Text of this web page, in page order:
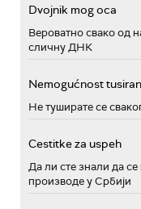
Dvojnik mog oca
Вероватно свако од
сличну ДНК
Nemogućnost
Не туширате се
Cestitke za uspeh
Да ли сте знали да
производе у Србији